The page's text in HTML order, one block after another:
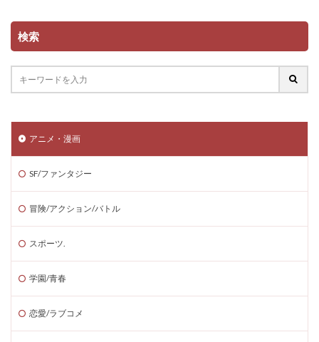
検索
アニメ・漫画
SF/ファンタジー
冒険/アクション/バトル
スポーツ.
学園/青春
恋愛/ラブコメ